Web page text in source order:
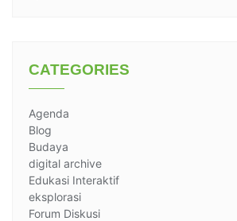
CATEGORIES
Agenda
Blog
Budaya
digital archive
Edukasi Interaktif
eksplorasi
Forum Diskusi